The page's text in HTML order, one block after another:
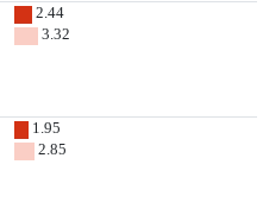
2.44
3.32
1.95
2.85